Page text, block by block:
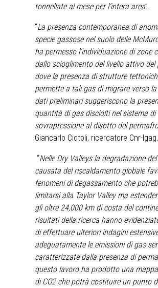
tonnellate al mese per l’intera area”.
“La presenza contemporanea di
specie gassose nel suolo delle
ha permesso l’individuazione di zone
dallo scioglimento del livello attivo
dove la presenza di strutture
permette a tali gas di migrare verso
dati preliminari suggeriscono la
quantità di gas disciolti nel sistema di
sovrapressione al disotto del
Giancarlo Ciotoli, ricercatore Cnr-Igag.
“Nelle Dry Valleys la degradazione
causata del riscaldamento globale
fenomeni di degassamento che
limitarsi alla Taylor Valley ma
gli oltre 24,000 km di costa del
risultati della ricerca hanno
di effettuare ulteriori indagini
adeguatamente le emissioni di gas
caratterizzate dalla presenza di
questo lavoro ha prodotto una
di CO2 che potrà costituire un punto